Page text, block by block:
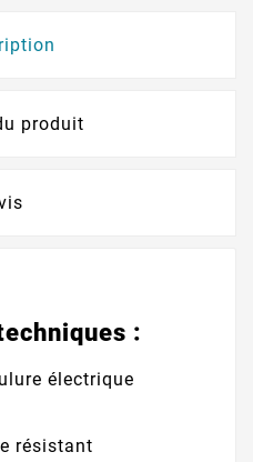
produit
:
électrique
résistant